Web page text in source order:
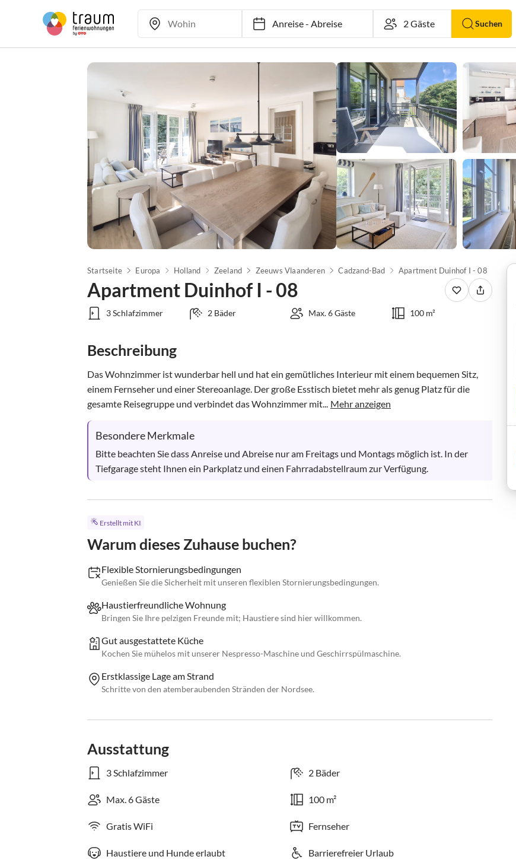
Anreise-Abreise Suchen
Startseite Europa Holland Zeeland Zeeuws Vlaanderen Cadzand-Bad Apartment Duinhof I - 08
Apartment Duinhof I - 08
3 Schlafzimmer 2 Bäder Max. 6 Gäste 100 m²
Beschreibung
Das Wohnzimmer ist wunderbar hell und hat ein gemütliches Interieur mit einem bequemen Sitz,
einem Fernseher und einer Stereoanlage. Der große Esstisch bietet mehr als genug Platz für die
gesamte Reisegruppe und verbindet das Wohnzimmer mit... Mehr anzeigen
Besondere Merkmale
Bitte beachten Sie dass Anreise und Abreise nur am Freitags und Montags möglich ist. In der
Tiefgarage steht Ihnen ein Parkplatz und einen Fahrradabstellraum zur Verfügung.
Erstellt mit KI
Warum dieses Zuhause buchen?
Flexible Stornierungsbedingungen
Genießen Sie die Sicherheit mit unseren flexiblen Stornierungsbedingungen.
Haustierfreundliche Wohnung
Bringen Sie Ihre pelzigen Freunde mit; Haustiere sind hier willkommen.
Gut ausgestattete Küche
Kochen Sie mühelos mit unserer Nespresso-Maschine und Geschirrspülmaschine.
Erstklassige Lage am Strand
Schritte von den atemberaubenden Stränden der Nordsee.
Ausstattung
3 Schlafzimmer 2 Bäder
Max. 6 Gäste 100 m²
Gratis WiFi Fernseher
Haustiere und Hunde erlaubt Barrierefreier Urlaub